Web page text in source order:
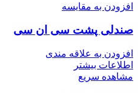
افزودن به مقایسه
صندلی پشت سی ان سی
افزودن به علاقه مندی
اطلاعات بیشتر
مشاهده سریع